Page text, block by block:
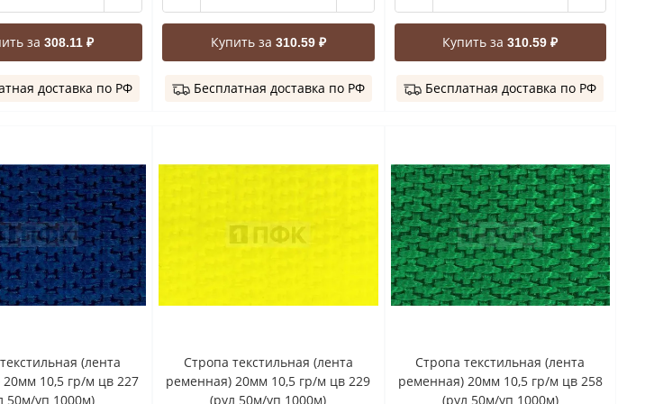
за 308.11 ₽
доставка по РФ
Купить за 310.59 ₽
Бесплатная доставка по РФ
Купить за310.59 ₽
Бесплатная доставка по РФ
(лента
10,5 гр/м цв 227
50м/уп 1000м)
Стропа текстильная (лента
ременная) 20мм 10,5 гр/м цв 229
(рул 50м/уп 1000м)
Стропа текстильная (лента
ременная) 20мм 10,5 гр/м цв 258
(рул 50м/уп 1000м)